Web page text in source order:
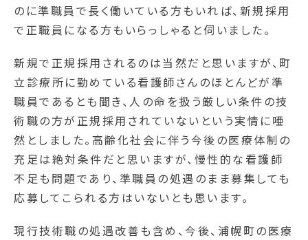
のに準職員で長く働いている方もいれば、新規採用
で正職員になる方もいらっしゃると伺いました。
新規で正規採用されるのは当然だと思いますが、町
立診療所に勤めている看護師さんのほとんどが準
職員であるとも聞き、人の命を扱う厳しい条件の技
術職の方が正規採用されていないという実情に唖
然としました。高齢化社会に伴う今後の医療体制の
充足は絶対条件だと思いますが、慢性的な看護師
不足も問題であり、準職員の処遇のまま募集しても
応募してこられる方はいないとも思います。
現行技術職の処遇改善も含め、今後、浦幌町の医療